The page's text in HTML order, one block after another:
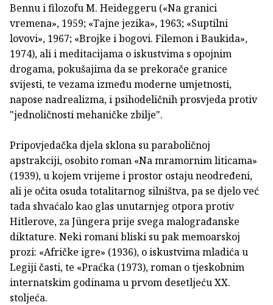
Bennu i filozofu M. Heideggeru («Na granici
vremena», 1959; «Tajne jezika», 1963; «Suptilni
lovovi», 1967; «Brojke i bogovi. Filemon i Baukida»,
1974), ali i meditacijama o iskustvima s opojnim
drogama, pokušajima da se prekorače granice
svijesti, te vezama između moderne umjetnosti,
napose nadrealizma, i psihodeličnih prosvjeda protiv
"jednoličnosti mehaničke zbilje".
Pripovjedačka djela sklona su paraboličnoj
apstrakciji, osobito roman «Na mramornim liticama»
(1939), u kojem vrijeme i prostor ostaju neodređeni,
ali je očita osuda totalitarnog silništva, pa se djelo već
tada shvaćalo kao glas unutarnjeg otpora protiv
Hitlerove, za Jüngera prije svega malograđanske
diktature. Neki romani bliski su pak memoarskoj
prozi: «Afričke igre» (1936), o iskustvima mladića u
Legiji časti, te «Praćka (1973), roman o tjeskobnim
internatskim godinama u prvom desetljeću XX.
stoljeća.